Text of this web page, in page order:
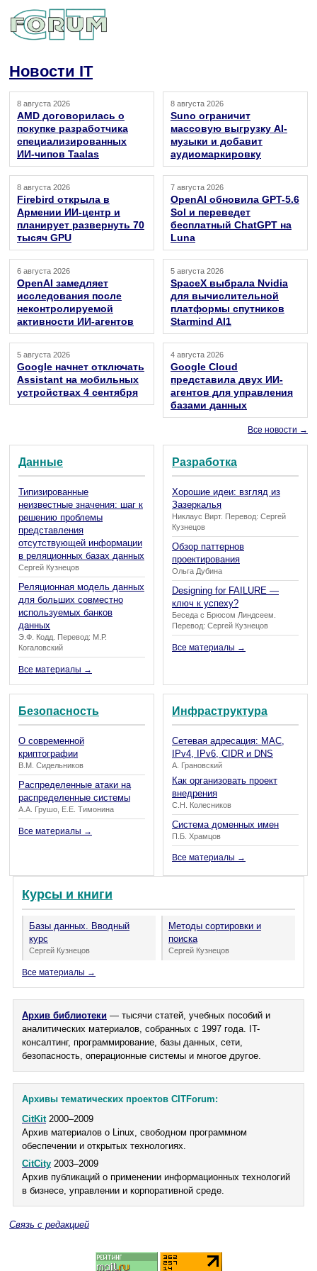
Новости IT
8 августа 2026
AMD договорилась о
покупке разработчика
специализированных
ИИ-чипов Taalas
8 августа 2026
Suno ограничит
массовую выгрузку AI-
музыки и добавит
аудиомаркировку
8 августа 2026
Firebird открыла в
Армении ИИ-центр и
планирует развернуть 70
тысяч GPU
7 августа 2026
OpenAI обновила GPT-5.6
Sol и переведет
бесплатный ChatGPT на
Luna
6 августа 2026
OpenAI замедляет
исследования после
неконтролируемой
активности ИИ-агентов
5 августа 2026
SpaceX выбрала Nvidia
для вычислительной
платформы спутников
Starmind AI1
5 августа 2026
Google начнет отключать
Assistant на мобильных
устройствах 4 сентября
4 августа 2026
Google Cloud
представила двух ИИ-
агентов для управления
базами данных
Все новости →
Данные
Типизированные
неизвестные значения: шаг к
решению проблемы
представления
отсутствующей информации
в реляционных базах данных
Сергей Кузнецов
Реляционная модель данных
для больших совместно
используемых банков
данных
Э.Ф. Кодд. Перевод: М.Р.
Когаловский
Все материалы →
Разработка
Хорошие идеи: взгляд из
Зазеркалья
Никлаус Вирт. Перевод: Сергей
Кузнецов
Обзор паттернов
проектирования
Ольга Дубина
Designing for FAILURE —
ключ к успеху?
Беседа с Брюсом Линдсеем.
Перевод: Сергей Кузнецов
Все материалы →
Безопасность
О современной
криптографии
В.М. Сидельников
Распределенные атаки на
распределенные системы
А.А. Грушо, Е.Е. Тимонина
Все материалы →
Инфраструктура
Сетевая адресация: MAC,
IPv4, IPv6, CIDR и DNS
А. Грановский
Как организовать проект
внедрения
С.Н. Колесников
Система доменных имен
П.Б. Храмцов
Все материалы →
Курсы и книги
Базы данных. Вводный
курс
Сергей Кузнецов
Методы сортировки и
поиска
Сергей Кузнецов
Все материалы →
Архив библиотеки — тысячи статей, учебных пособий и
аналитических материалов, собранных с 1997 года. IT-
консалтинг, программирование, базы данных, сети,
безопасность, операционные системы и многое другое.
Архивы тематических проектов CITForum:
CitKit 2000–2009
Архив материалов о Linux, свободном программном
обеспечении и открытых технологиях.
CitCity 2003–2009
Архив публикаций о применении информационных технологий
в бизнесе, управлении и корпоративной среде.
Связь с редакцией